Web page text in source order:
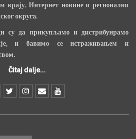
крају, Интернет новине и регионални
округа.
су да прикупљамо и дистрибуирамо
и бавимо се истраживањем и
Čitaj dalje...